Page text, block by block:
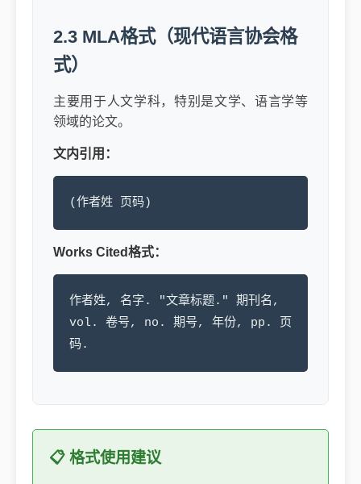
2.3 MLA格式（现代语言协会格
式）
主要用于人文学科，特别是文学、语言学等
领域的论文。
文内引用：
(作者姓 页码)
Works Cited格式：
作者姓, 名字. "文章标题." 期刊名,
vol. 卷号, no. 期号, 年份, pp. 页
码.
📋 格式使用建议